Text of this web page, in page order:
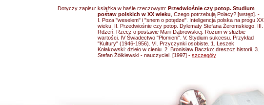
Dotyczy zapisu: książka w haśle rzeczowym: Przedwiośnie czy potop. Studium
postaw polskich w XX wieku , Czego potrzebują Polacy? [wstęp]. -
I. Poza "weselem" i "snem o potędze". Inteligencja polska na progu XX
wieku. II. Przedwiośnie czy potop. Dylematy Stefana Żeromskiego. III.
Rdzeń. Rzecz o postawie Marii Dąbrowskiej. Rozum w służbie
wartości. IV Świadectwo "Płomieni". V. Stydium sukcesu. Przykład
"Kultury" (1946-1956). VI. Przyczynki osobiste. 1. Leszek
Kołakowski: dzieło w cieniu. 2. Bronisław Baczko: dreszcz historii. 3.
Stefan Żółkiewski - nauczyciel. [1997] - szczegóły